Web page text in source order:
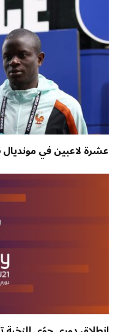
عشرة لاعبين في مونديال 2026 لم يلمسوا الكرة